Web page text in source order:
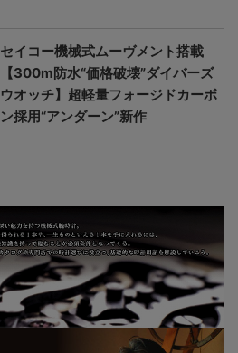
セイコー機械式ムーヴメント搭載
【300m防水“価格破壊”ダイバーズ
ウオッチ】超軽量フォージドカーボ
ン採用“アンダーン”新作